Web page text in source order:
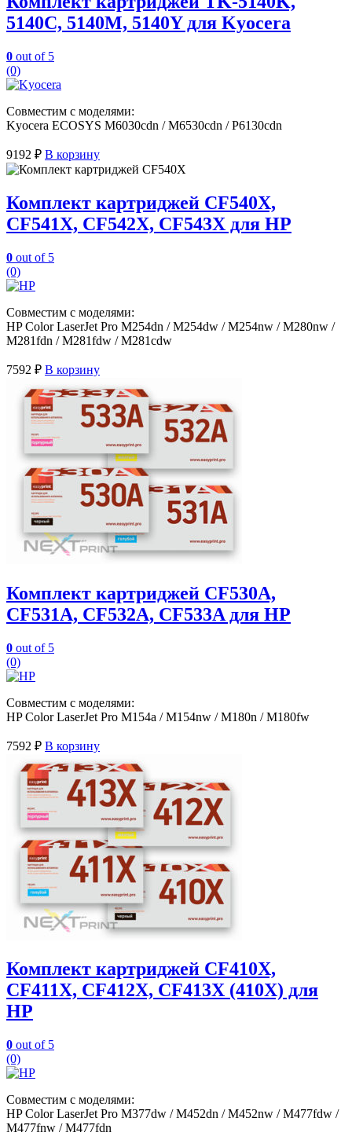
5140C, 5140M, 5140Y для Kyocera
0 out of 5
(0)
Совместим с моделями:
Kyocera ECOSYS M6030cdn / M6530cdn / P6130cdn
9192 ₽ В корзину
Комплект картриджей CF540X,
CF541X, CF542X, CF543X для HP
0 out of 5
(0)
Совместим с моделями:
HP Color LaserJet Pro M254dn / M254dw / M254nw / M280nw /
M281fdn / M281fdw / M281cdw
7592 ₽ В корзину
Комплект картриджей CF530A,
CF531A, CF532A, CF533A для HP
0 out of 5
(0)
Совместим с моделями:
HP Color LaserJet Pro M154a / M154nw / M180n / M180fw
7592 ₽ В корзину
Комплект картриджей CF410X,
CF411X, CF412X, CF413X (410X) для
HP
0 out of 5
(0)
Совместим с моделями:
HP Color LaserJet Pro M377dw / M452dn / M452nw / M477fdw /
M477fnw / M477fdn